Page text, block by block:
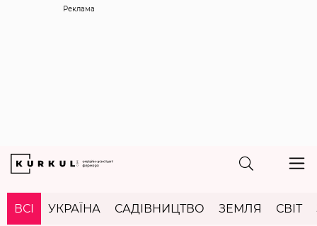
Реклама
ВСІ УКРАЇНА САДІВНИЦТВО ЗЕМЛЯ СВІТ